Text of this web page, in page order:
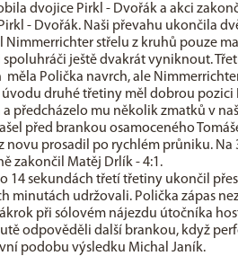
dvojice Pirkl - Dvořák a akci
- Dvořák. Naši převahu ukončila
Nimmerrichter střelu z kruhů pouze
spoluhráči ještě dvakrát vyniknout.
měla Polička navrch, ale
úvodu druhé třetiny měl dobrou pozici
a předcházelo mu několik zmatků v
před brankou osamoceného
novu prosadil po rychlém průniku.
zakončil Matěj Drlík - 4:1.
14 sekundách třetí třetiny ukončil
minutách udržovali. Polička zápas
při sólovém nájezdu útočníka
odpověděli další brankou, když
podobu výsledku Michal Janík.